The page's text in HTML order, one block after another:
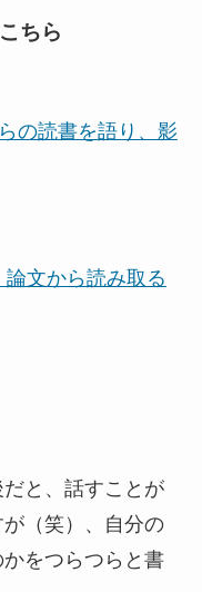
ちら
の読書を語り、影
文から読み取る
と、話すことが
（笑）、自分の
をつらつらと書